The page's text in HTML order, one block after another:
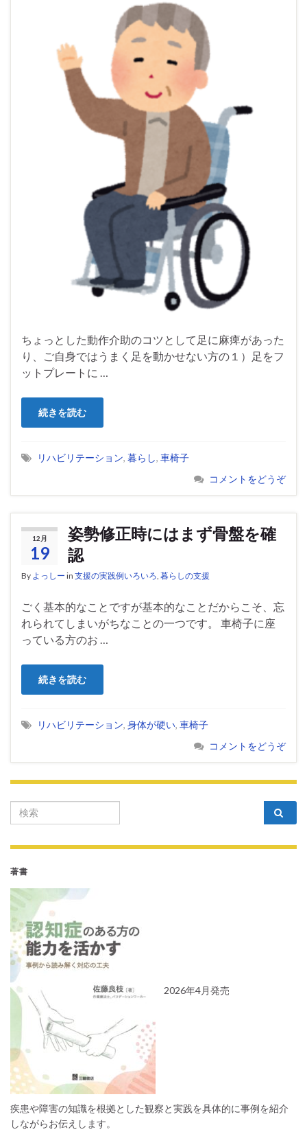
ちょっとした動作介助のコツとして足に麻痺があった
り、ご自身ではうまく足を動かせない方の１）足をフ
ットプレートに …
続きを読む
リハビリテーション, 暮らし, 車椅子
コメントをどうぞ
12月
19
姿勢修正時にはまず骨盤を確
認
By よっしー in 支援の実践例いろいろ 暮らしの支援
ごく基本的なことですが基本的なことだからこそ、忘
れられてしまいがちなことの一つです。 車椅子に座
っている方のお …
続きを読む
リハビリテーション, 身体が硬い, 車椅子
コメントをどうぞ
Search for:
著書
2026年4月発売
疾患や障害の知識を根拠とした観察と実践を具体的に事例を紹介
しながらお伝えします。